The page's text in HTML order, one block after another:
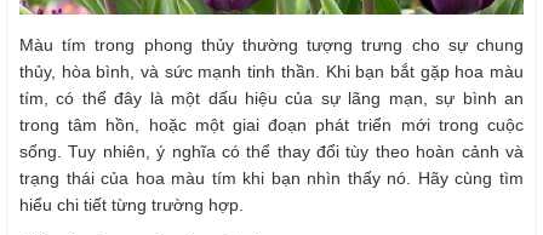
Màu tím trong phong thủy thường tượng trưng cho sự chung
thủy, hòa bình, và sức mạnh tinh thần. Khi bạn bắt gặp hoa màu
tím, có thể đây là một dấu hiệu của sự lãng mạn, sự bình an
trong tâm hồn, hoặc một giai đoạn phát triển mới trong cuộc
sống. Tuy nhiên, ý nghĩa có thể thay đổi tùy theo hoàn cảnh và
trạng thái của hoa màu tím khi bạn nhìn thấy nó. Hãy cùng tìm
hiểu chi tiết từng trường hợp.